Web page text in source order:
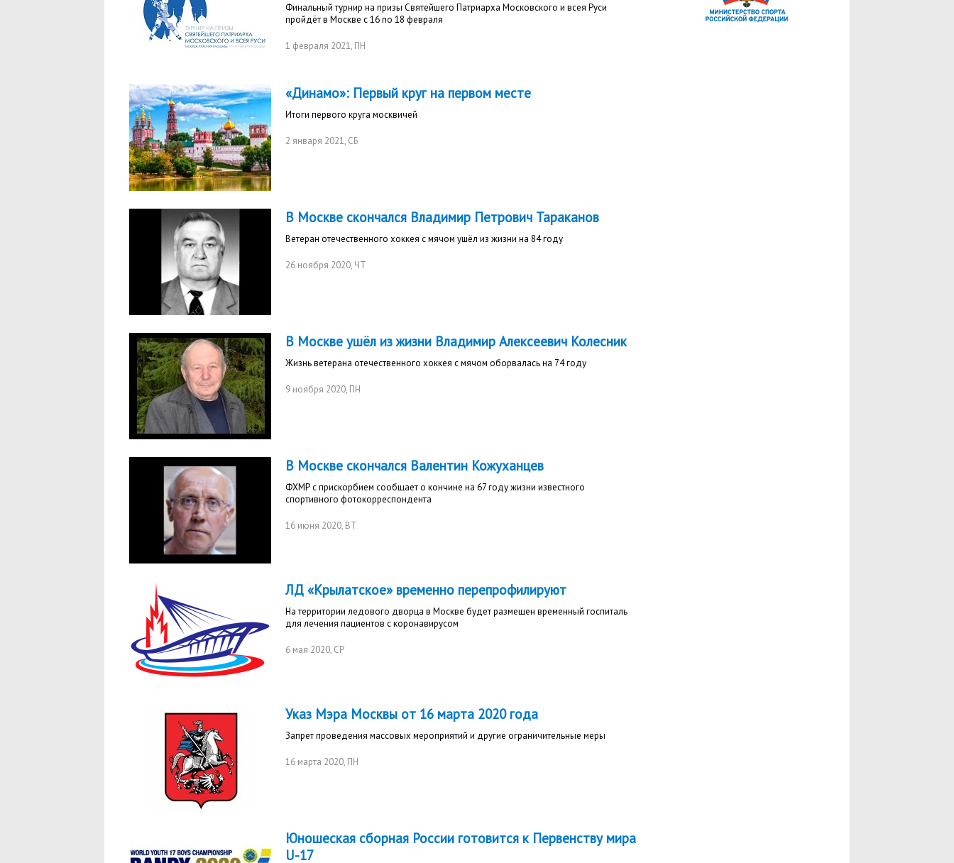
Финальный турнир на призы Святейшего Патриарха Московского и всея Руси
пройдёт в Москве с 16 по 18 февраля
1 февраля 2021, ПН
«Динамо»: Первый круг на первом месте
Итоги первого круга москвичей
2 января 2021, СБ
В Москве скончался Владимир Петрович Тараканов
Ветеран отечественного хоккея с мячом ушёл из жизни на 84 году
26 ноября 2020, ЧТ
В Москве ушёл из жизни Владимир Алексеевич Колесник
Жизнь ветерана отечественного хоккея с мячом оборвалась на 74 году
9 ноября 2020, ПН
В Москве скончался Валентин Кожуханцев
ФХМР с прискорбием сообщает о кончине на 67 году жизни известного
спортивного фотокорреспондента
16 июня 2020, ВТ
ЛД «Крылатское» временно перепрофилируют
На территории ледового дворца в Москве будет размещен временный госпиталь
для лечения пациентов с коронавирусом
6 мая 2020, СР
Указ Мэра Москвы от 16 марта 2020 года
Запрет проведения массовых мероприятий и другие ограничительные меры
16 марта 2020, ПН
Юношеская сборная России готовится к Первенству мира
U-17